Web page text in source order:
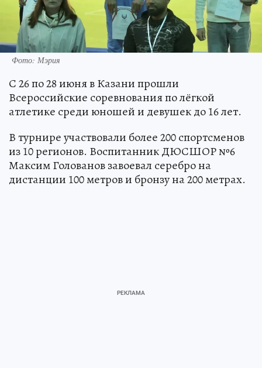
Фото: Мэрия
С 26 по 28 июня в Казани прошли
Всероссийские соревнования по лёгкой
атлетике среди юношей и девушек до 16 лет.
В турнире участвовали более 200 спортсменов
из 10 регионов. Воспитанник ДЮСШОР №6
Максим Голованов завоевал серебро на
дистанции 100 метров и бронзу на 200 метрах.